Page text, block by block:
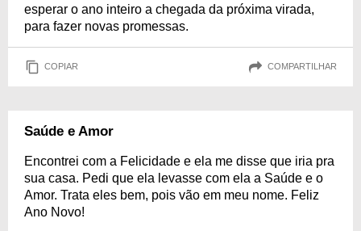
esperar o ano inteiro a chegada da próxima virada,
para fazer novas promessas.
COPIAR COMPARTILHAR
Saúde e Amor
Encontrei com a Felicidade e ela me disse que iria pra
sua casa. Pedi que ela levasse com ela a Saúde e o
Amor. Trata eles bem, pois vão em meu nome. Feliz
Ano Novo!